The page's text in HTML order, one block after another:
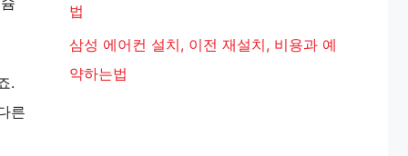
.
른
법
삼성 에어컨 설치, 이전 재설치, 비용과 예
약하는법